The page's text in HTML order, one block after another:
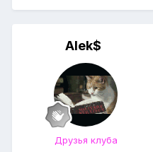
Alek$
Друзья клуба